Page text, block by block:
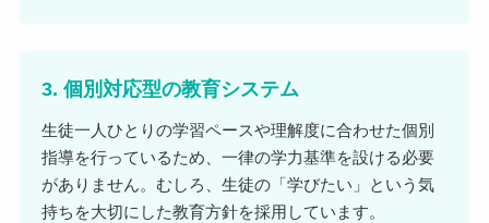
3. 個別対応型の教育システム
生徒一人ひとりの学習ペースや理解度に合わせた個別
指導を行っているため、一律の学力基準を設ける必要
がありません。むしろ、生徒の「学びたい」という気
持ちを大切にした教育方針を採用しています。